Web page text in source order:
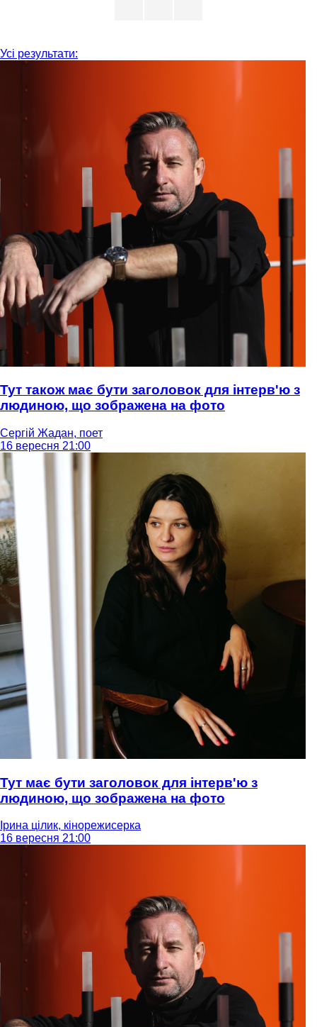
Усі результати:
Тут також має бути заголовок для інтерв'ю з
людиною, що зображена на фото
Сергій Жадан, поет
16 вересня 21:00
Тут має бути заголовок для інтерв'ю з
людиною, що зображена на фото
Ірина цілик, кінорежисерка
16 вересня 21:00